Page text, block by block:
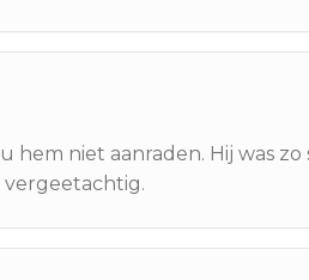
hem niet aanraden. Hij was zo
vergeetachtig.